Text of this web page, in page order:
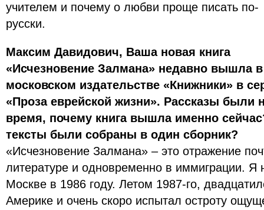
учителем и почему о любви проще писать по-
русски.
Максим Давидович, Ваша новая книга
«Исчезновение Залмана» недавно вышла в
московском издательстве «Книжники» в
«Проза еврейской жизни». Рассказы были
время, почему книга вышла именно
тексты были собраны в один сборник?
«Исчезновение Залмана» – это отражение
литературе и одновременно в иммиграции. Я
Москве в 1986 году. Летом 1987-го,
Америке и очень скоро испытал остроту